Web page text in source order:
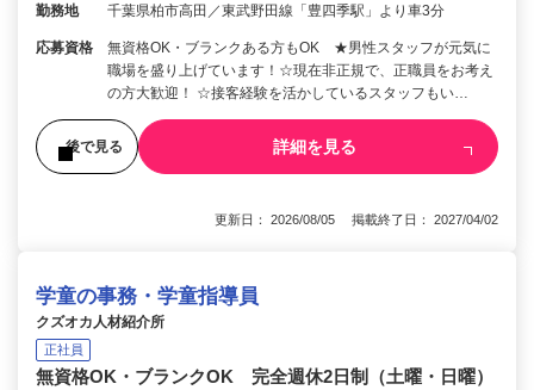
勤務地 千葉県柏市高田／東武野田線「豊四季駅」より車3分
応募資格
無資格OK・ブランクある方もOK ★男性スタッフが元気に
職場を盛り上げています！☆現在非正規で、正職員をお考え
の方大歓迎！ ☆接客経験を活かしているスタッフもい…
後で見る 詳細を見る
更新日： 2026/08/05 掲載終了日： 2027/04/02
学童の事務・学童指導員
クズオカ人材紹介所
正社員
無資格OK・ブランクOK 完全週休2日制（土曜・日曜）